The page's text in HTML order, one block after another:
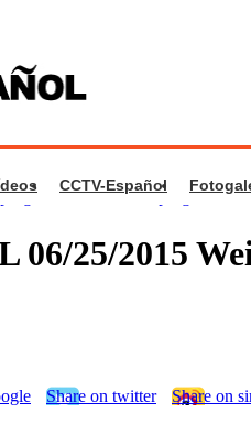
CCTV-Español
>Videos de programa
06/25/2015
Share on twitter Share on